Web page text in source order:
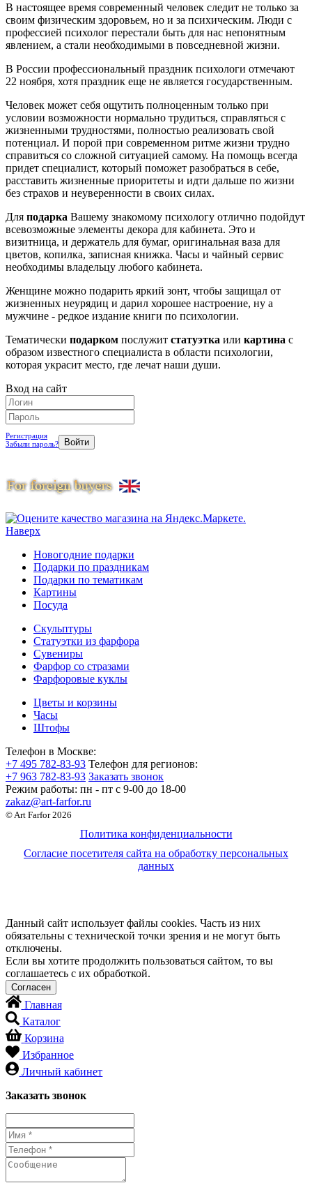
В настоящее время современный человек следит не только за
своим физическим здоровьем, но и за психическим. Люди с
профессией психолог перестали быть для нас непонятным
явлением, а стали необходимыми в повседневной жизни.
В России профессиональный праздник психологи отмечают
22 ноября, хотя праздник еще не является государственным.
Человек может себя ощутить полноценным только при
условии возможности нормально трудиться, справляться с
жизненными трудностями, полностью реализовать свой
потенциал. И порой при современном ритме жизни трудно
справиться со сложной ситуацией самому. На помощь всегда
придет специалист, который поможет разобраться в себе,
расставить жизненные приоритеты и идти дальше по жизни
без страхов и неуверенности в своих силах.
Для подарка Вашему знакомому психологу отлично подойдут
всевозможные элементы декора для кабинета. Это и
визитница, и держатель для бумаг, оригинальная ваза для
цветов, копилка, записная книжка. Часы и чайный сервис
необходимы владельцу любого кабинета.
Женщине можно подарить яркий зонт, чтобы защищал от
жизненных неурядиц и дарил хорошее настроение, ну а
мужчине - редкое издание книги по психологии.
Тематически подарком послужит статуэтка или картина с
образом известного специалиста в области психологии,
которая украсит место, где лечат наши души.
Вход на сайт
Регистрация
Забыли пароль?
Наверх
Новогодние подарки
Подарки по праздникам
Подарки по тематикам
Картины
Посуда
Скульптуры
Статуэтки из фарфора
Сувениры
Фарфор со стразами
Фарфоровые куклы
Цветы и корзины
Часы
Штофы
Телефон в Москве:
+7 495 782-83-93 Телефон для регионов:
+7 963 782-83-93 Заказать звонок
Режим работы: пн - пт c 9-00 до 18-00
zakaz@art-farfor.ru
© Art Farfor 2026
Политика конфиденциальности
Согласие посетителя сайта на обработку персональных
данных
Данный сайт использует файлы cookies. Часть из них
обязательны с технической точки зрения и не могут быть
отключены.
Если вы хотите продолжить пользоваться сайтом, то вы
соглашаетесь с их обработкой.
Главная
Каталог
Корзина
Избранное
Личный кабинет
Заказать звонок